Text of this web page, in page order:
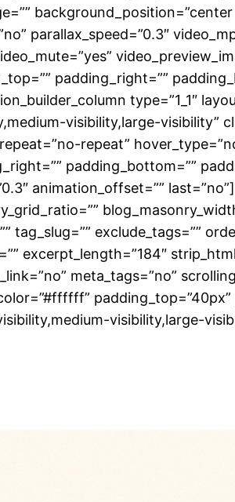
parallax_speed=”0.3″
padding_right=””
type=”1_1″
visibility,large-visibility”
repeat”
padding_bottom=””
animation_offset=””
tag_slug=”” exclude_tags=””
excerpt_length=”184″
meta_tags=”no”
visibility,large-